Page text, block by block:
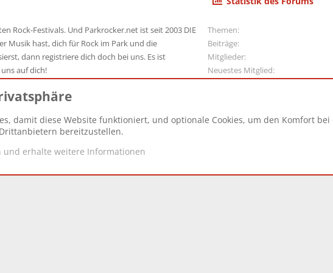
Rock-Festivals. Und Parkrocker.net ist seit 2003 DIE
Musik hast, dich für Rock im Park und die
dann registriere dich doch bei uns. Es ist
auf dich!
Themen
Beiträge
Mitglieder
Neuestes Mitglied
Deutsch [Du]
damit diese Website funktioniert, und optionale Cookies, um den Komfort
bereitzustellen.
erhalte weitere Informationen